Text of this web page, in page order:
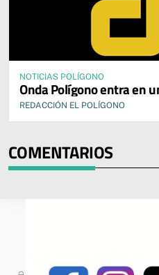
NOTICIAS POLÍGONO
Onda Polígono entra en
REDACCIÓN EL POLÍGONO
COMENTARIOS